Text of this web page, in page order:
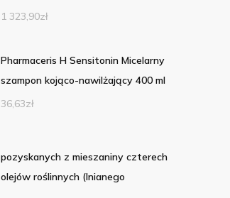
1 323,90zł
Pharmaceris H Sensitonin Micelarny
szampon kojąco-nawilżający 400 ml
36,63zł
pozyskanych z mieszaniny czterech
olejów roślinnych (lnianego